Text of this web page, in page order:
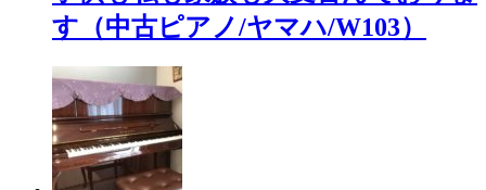
す（中古ピアノ/ヤマハ/W103）